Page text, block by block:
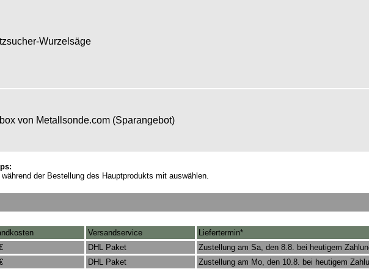
Wurzelsäge
von Metallsonde.com (Sparangebot)
der Bestellung des Hauptprodukts mit auswählen.
Versandservice
Liefertermin*
DHL Paket
Zustellung am Sa, den 8.8. bei heutigem
DHL Paket Zustellung am Mo, den 10.8. bei heutigem